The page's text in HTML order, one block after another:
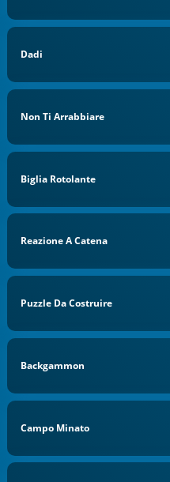
Dadi
Non Ti Arrabbiare
Biglia Rotolante
Reazione A Catena
Puzzle Da Costruire
Backgammon
Campo Minato